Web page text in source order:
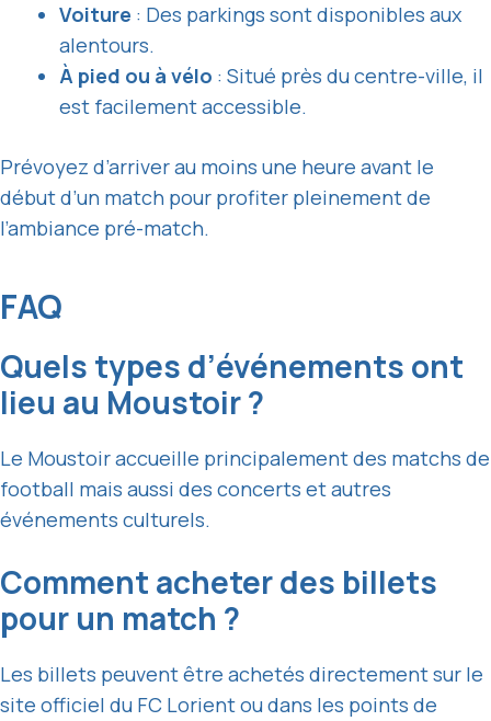
Voiture : Des parkings sont disponibles aux
alentours.
À pied ou à vélo : Situé près du centre-ville, il
est facilement accessible.
Prévoyez d’arriver au moins une heure avant le
début d’un match pour profiter pleinement de
l’ambiance pré-match.
FAQ
Quels types d’événements ont
lieu au Moustoir ?
Le Moustoir accueille principalement des matchs de
football mais aussi des concerts et autres
événements culturels.
Comment acheter des billets
pour un match ?
Les billets peuvent être achetés directement sur le
site officiel du FC Lorient ou dans les points de